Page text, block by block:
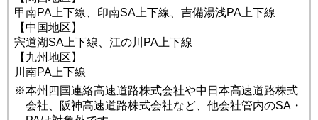
甲南PA上下線、印南SA上下線、吉備湯浅PA上下線
【中国地区】
宍道湖SA上下線、江の川PA上下線
【九州地区】
川南PA上下線
※本州四国連絡高速道路株式会社や中日本高速道路株式
会社、阪神高速道路株式会社など、他会社管内のSA・